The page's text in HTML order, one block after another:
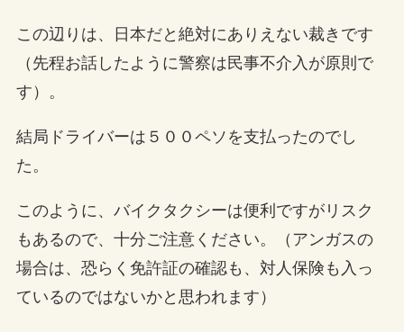
この辺りは、日本だと絶対にありえない裁きです
（先程お話したように警察は民事不介入が原則で
す）。
結局ドライバーは５００ペソを支払ったのでし
た。
このように、バイクタクシーは便利ですがリスク
もあるので、十分ご注意ください。（アンガスの
場合は、恐らく免許証の確認も、対人保険も入っ
ているのではないかと思われます）